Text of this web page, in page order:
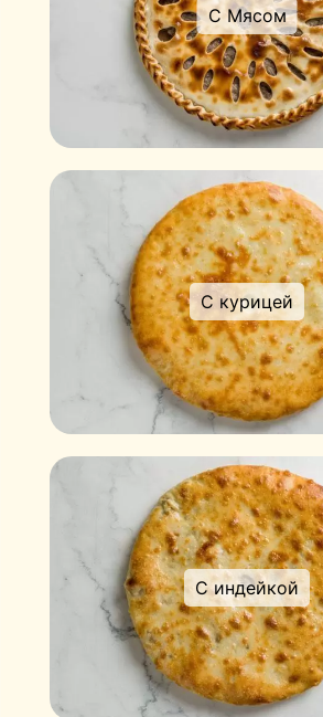
С Мясом
С курицей
С индейкой